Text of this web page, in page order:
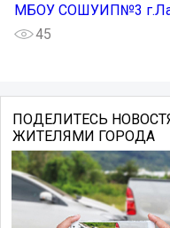
МБОУ СОШУИП№3
45
ПОДЕЛИТЕСЬ
ЖИТЕЛЯМИ ГОРОДА